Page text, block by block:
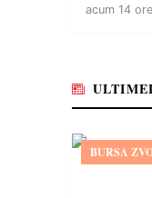
acum 14 ore
BURSA